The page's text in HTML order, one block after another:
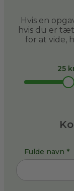
Hvis en
hvis du er
for at vide,
25
Fulde navn *